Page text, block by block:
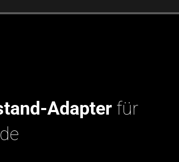
Adapterfür